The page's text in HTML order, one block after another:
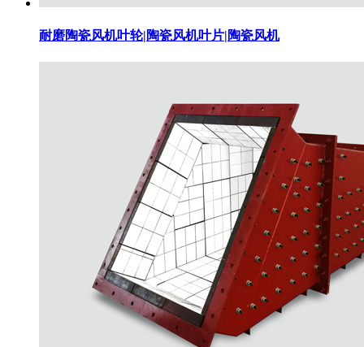
耐磨陶瓷风机叶轮|陶瓷风机叶片|陶瓷风机